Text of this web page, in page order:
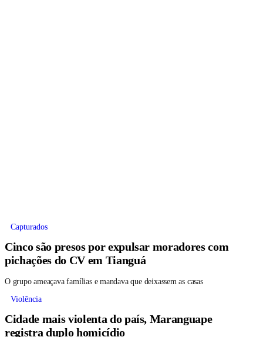
Capturados
Cinco são presos por expulsar moradores com
pichações do CV em Tianguá
O grupo ameaçava famílias e mandava que deixassem as casas
Violência
Cidade mais violenta do país, Maranguape
registra duplo homicídio